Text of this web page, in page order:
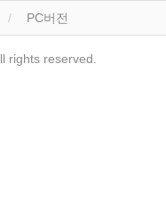
PC버전
rights reserved.